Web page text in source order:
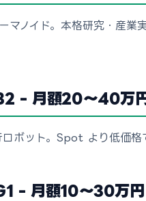
マノイド。本格研究・産業
- 月額20〜40万
ロボット。Spot より低価
- 月額10〜30万円